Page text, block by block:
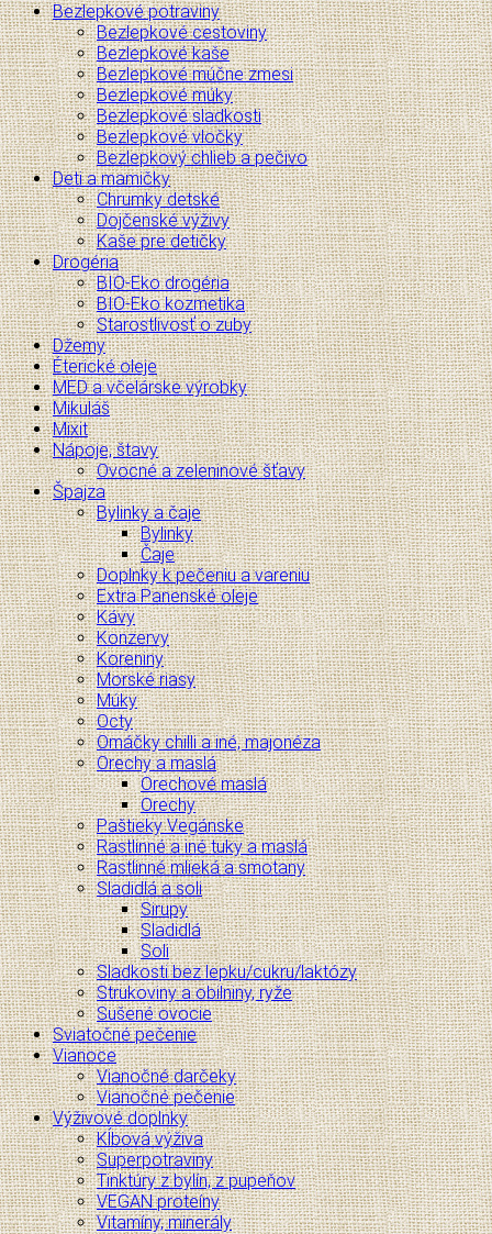
Bezlepkové potraviny
Bezlepkové cestoviny
Bezlepkové kaše
Bezlepkové múčne zmesi
Bezlepkové múky
Bezlepkové sladkosti
Bezlepkové vločky
Bezlepkový chlieb a pečivo
Deti a mamičky
Chrumky detské
Dojčenské výživy
Kaše pre detičky
Drogéria
BIO-Eko drogéria
BIO-Eko kozmetika
Starostlivosť o zuby
Džemy
Éterické oleje
MED a včelárske výrobky
Mikuláš
Mixit
Nápoje, štavy
Ovocné a zeleninové šťavy
Špajza
Bylinky a čaje
Bylinky
Čaje
Doplnky k pečeniu a vareniu
Extra Panenské oleje
Kávy
Konzervy
Koreniny
Morské riasy
Múky
Octy
Omáčky chilli a iné, majonéza
Orechy a maslá
Orechové maslá
Orechy
Paštieky Vegánske
Rastlinné a iné tuky a maslá
Rastlinné mlieká a smotany
Sladidlá a soli
Sirupy
Sladidlá
Soli
Sladkosti bez lepku/cukru/laktózy
Strukoviny a obilniny, ryže
Sušené ovocie
Sviatočné pečenie
Vianoce
Vianočné darčeky
Vianočné pečenie
Výživové doplnky
Kĺbová výživa
Superpotraviny
Tinktúry z bylín, z pupeňov
VEGAN proteíny
Vitamíny, minerály